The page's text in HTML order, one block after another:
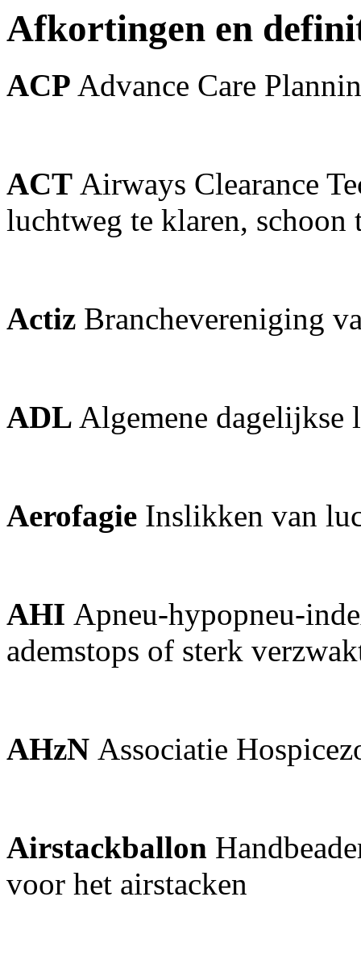
Afkortingen en
ACP Advance Care
ACT Airways Clearance
luchtweg te klaren, schoon
Actiz Branchevereniging
ADL Algemene dagelijkse
Aerofagie Inslikken van
AHI Apneu-hypopneu-
ademstops of sterk
AHzN Associatie
Airstackballon
voor het airstacken